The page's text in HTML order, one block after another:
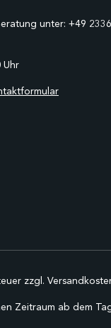
unter: +49
Uhr
zzgl.
Zeitraum ab dem